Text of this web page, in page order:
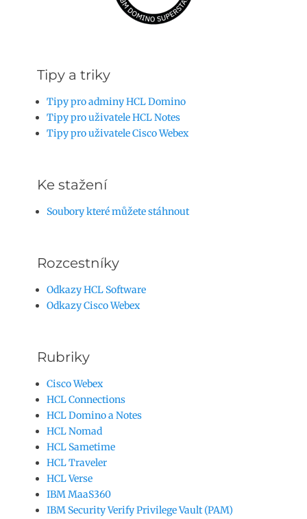
Tipy a triky
Tipy pro adminy HCL Domino
Tipy pro uživatele HCL Notes
Tipy pro uživatele Cisco Webex
Ke stažení
Soubory které můžete stáhnout
Rozcestníky
Odkazy HCL Software
Odkazy Cisco Webex
Rubriky
Cisco Webex
HCL Connections
HCL Domino a Notes
HCL Nomad
HCL Sametime
HCL Traveler
HCL Verse
IBM MaaS360
IBM Security Verify Privilege Vault (PAM)